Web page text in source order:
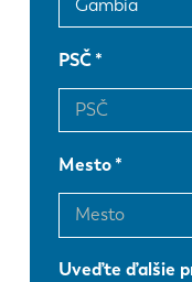
PSČ
Mesto
Uveďte ďalšie
DE
ES
PL
KO